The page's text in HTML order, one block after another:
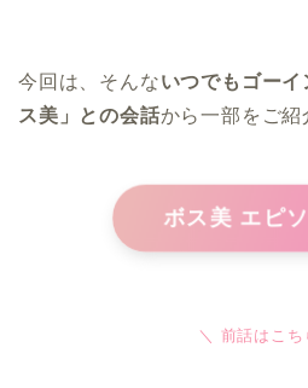
今回は、そんないつでもゴー
ス美」との会話から一部をご紹
ボス美 エピ
＼ 前話はこち